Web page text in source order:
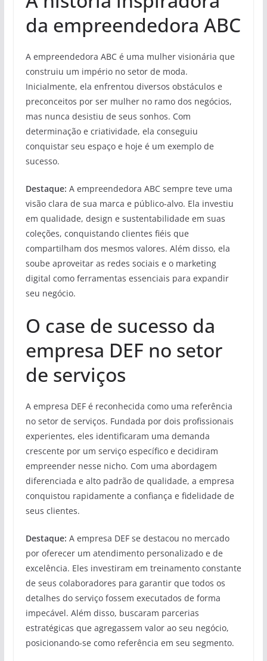
da empreendedora ABC
A empreendedora ABC é uma mulher visionária que
construiu um império no setor de moda.
Inicialmente, ela enfrentou diversos obstáculos e
preconceitos por ser mulher no ramo dos negócios,
mas nunca desistiu de seus sonhos. Com
determinação e criatividade, ela conseguiu
conquistar seu espaço e hoje é um exemplo de
sucesso.
Destaque: A empreendedora ABC sempre teve uma
visão clara de sua marca e público-alvo. Ela investiu
em qualidade, design e sustentabilidade em suas
coleções, conquistando clientes fiéis que
compartilham dos mesmos valores. Além disso, ela
soube aproveitar as redes sociais e o marketing
digital como ferramentas essenciais para expandir
seu negócio.
O case de sucesso da
empresa DEF no setor
de serviços
A empresa DEF é reconhecida como uma referência
no setor de serviços. Fundada por dois profissionais
experientes, eles identificaram uma demanda
crescente por um serviço específico e decidiram
empreender nesse nicho. Com uma abordagem
diferenciada e alto padrão de qualidade, a empresa
conquistou rapidamente a confiança e fidelidade de
seus clientes.
Destaque: A empresa DEF se destacou no mercado
por oferecer um atendimento personalizado e de
excelência. Eles investiram em treinamento constante
de seus colaboradores para garantir que todos os
detalhes do serviço fossem executados de forma
impecável. Além disso, buscaram parcerias
estratégicas que agregassem valor ao seu negócio,
posicionando-se como referência em seu segmento.